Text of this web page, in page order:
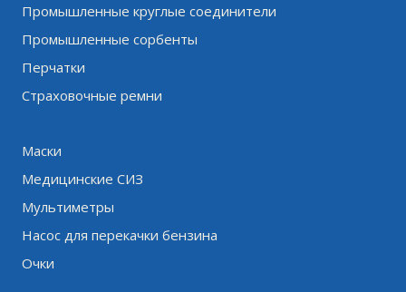
Промышленные круглые соединители
Промышленные сорбенты
Перчатки
Страховочные ремни
Маски
Медицинские СИЗ
Мультиметры
Насос для перекачки бензина
Очки